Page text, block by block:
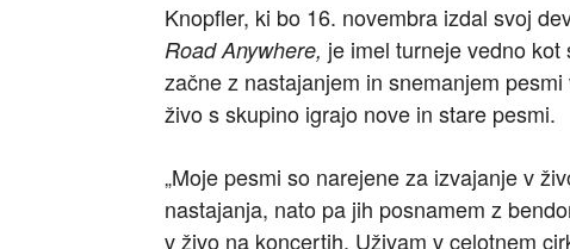
Knopfler, ki bo 16. novembra izdal svoj
Road Anywhere, je imel turneje vedno
začne z nastajanjem in snemanjem
živo s skupino igrajo nove in stare pesmi.
„Moje pesmi so narejene za izvajanje v
nastajanja, nato pa jih posnamem z
v živo na koncertih. Uživam v celotnem